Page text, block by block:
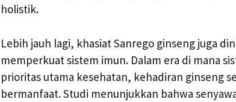
holistik.
Lebih jauh lagi, khasiat Sanrego ginseng juga
memperkuat sistem imun. Dalam era di mana
prioritas utama kesehatan, kehadiran ginseng
bermanfaat. Studi menunjukkan bahwa